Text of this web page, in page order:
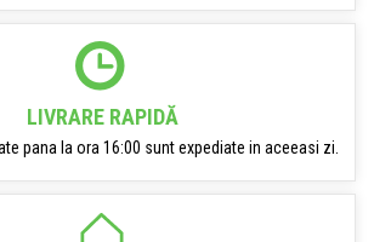
LIVRARE RAPIDĂ
pana la ora 16:00 sunt expediate in aceeasi zi.